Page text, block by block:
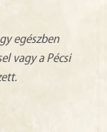
egészben
vagy a Pécsi